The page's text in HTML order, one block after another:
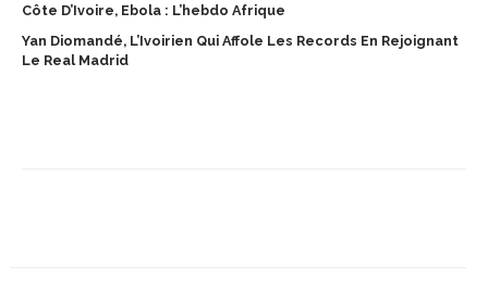
Côte D’Ivoire, Ebola : L’hebdo Afrique
Yan Diomandé, L’Ivoirien Qui Affole Les Records En Rejoignant
Le Real Madrid